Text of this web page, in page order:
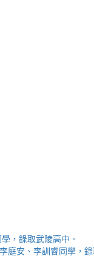
，錄取武陵高中。
庭安、李訓睿同學，